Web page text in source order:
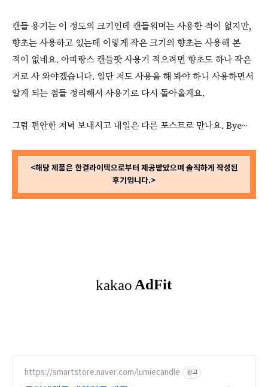
캔들 용기는 이 정도의 크기인데 캔들워머는 사용한 적이 없지만,
향초는 사용하고 있는데 이렇게 작은 크기의 향초는 사용해 본
적이 없네요. 아띠랑스 캔들팟 사용기 적으려면 향초도 하나 작은
거로 사 와야겠습니다. 일단 저도 사용을 해 봐야 하니 사용하면서
알게 되는 점들 정리해서 사용기로 다시 돌아올게요.
그럼 편안한 저녁 보내시고 내일은 다른 포스트로 만나요. Bye~
<해당 제품은 한결라이텍으로부터 제공받았으며 솔직하게 작성된
후기입니다.>
https://smartstore.naver.com/lumiecandle 광고